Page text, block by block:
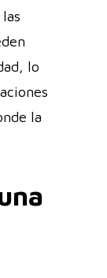
lo
la